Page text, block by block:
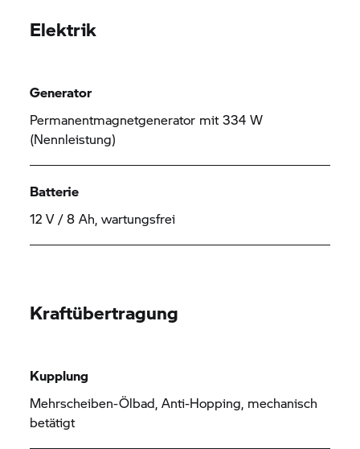
Elektrik
Generator
Permanentmagnetgenerator mit 334 W
(Nennleistung)
Batterie
12 V / 8 Ah, wartungsfrei
Kraftübertragung
Kupplung
Mehrscheiben-Ölbad, Anti-Hopping, mechanisch
betätigt